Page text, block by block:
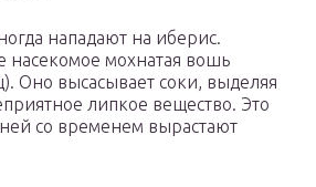
нападают на иберис.
насекомое мохнатая вошь
Оно высасывает соки, выделяя
липкое вещество. Это
со временем вырастают